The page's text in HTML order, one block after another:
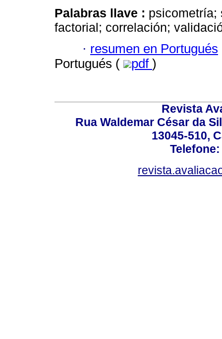
Palabras llave : psicometría;
factorial; correlación;
· resumen en Portugués
Portugués (
pdf )
Revista
Rua Waldemar César da
13045-510,
Telefone: